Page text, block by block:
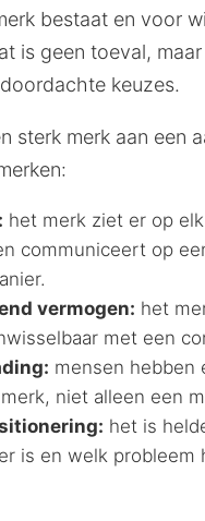
bestaat en voor
is geen toeval,
keuzes.
sterk merk aan een
het merk ziet er op
communiceert op
vermogen: het
met een
mensen hebben
niet alleen een
het is
is en welk probleem